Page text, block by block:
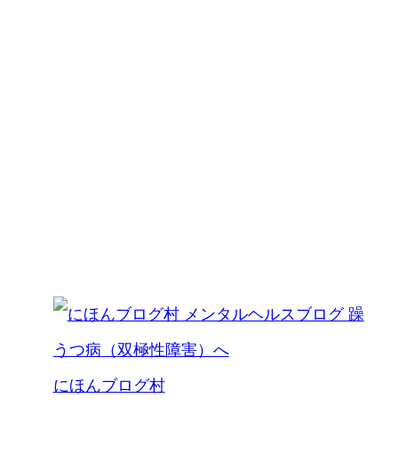
にほんブログ村